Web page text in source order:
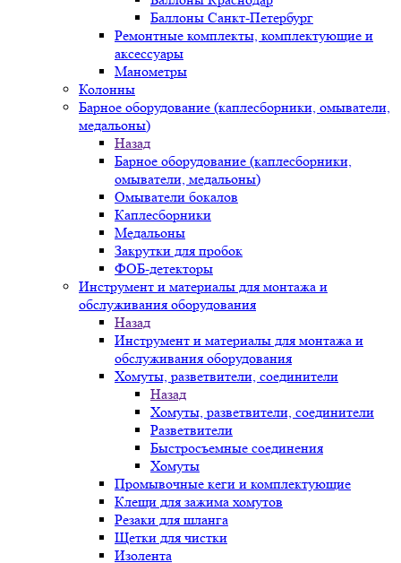
Баллоны Санкт-Петербург
Ремонтные комплекты, комплектующие и
аксессуары
Манометры
Колонны
Барное оборудование (каплесборники, омыватели,
медальоны)
Назад
Барное оборудование (каплесборники,
омыватели, медальоны)
Омыватели бокалов
Каплесборники
Медальоны
Закрутки для пробок
ФОБ-детекторы
Инструмент и материалы для монтажа и
обслуживания оборудования
Назад
Инструмент и материалы для монтажа и
обслуживания оборудования
Хомуты, разветвители, соединители
Назад
Хомуты, разветвители, соединители
Разветвители
Быстросъемные соединения
Хомуты
Промывочные кеги и комплектующие
Клещи для зажима хомутов
Резаки для шланга
Щетки для чистки
Изолента